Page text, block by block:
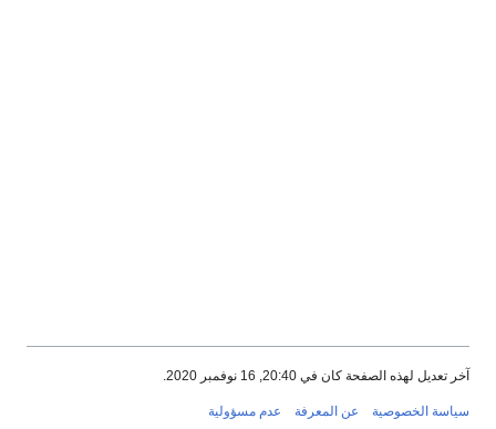
آخر تعديل لهذه الصفحة كان في 20:40, 16 نوفمبر 2020.
سياسة الخصوصية عن المعرفة عدم مسؤولية